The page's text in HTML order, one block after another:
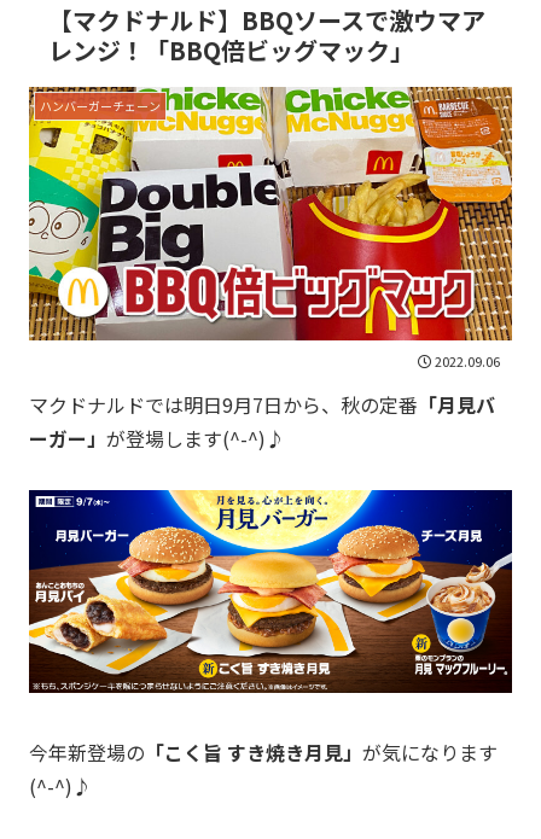
【マクドナルド】BBQソースで激ウマア
レンジ！「BBQ倍ビッグマック」
ハンバーガーチェーン
2022.09.06
マクドナルドでは明日9月7日から、秋の定番 「月見バ
ーガー」 が登場します(^-^)♪
今年新登場の 「こく旨 すき焼き月見」 が気になります
(^-^)♪